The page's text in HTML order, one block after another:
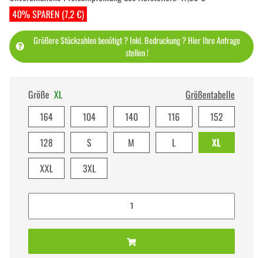
40% SPAREN (7,2 €)
Größere Stückzahlen benötigt ? Inkl. Bedruckung ? Hier Ihre Anfrage
stellen !
Größe XL
Größentabelle
164
104 140 116
152
128
S M L
XL
XXL
3XL